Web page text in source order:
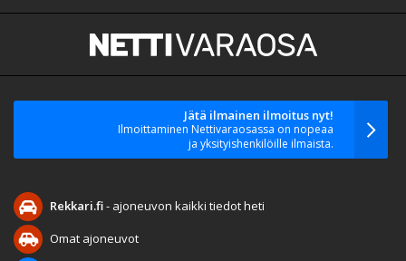
Jätä ilmainen ilmoitus nyt!
Ilmoittaminen Nettivaraosassa on nopeaa
ja yksityishenkilöille ilmaista.
Rekkari.fi- ajoneuvon kaikki tiedot heti
Omat ajoneuvot